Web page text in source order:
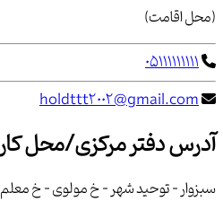
(محل اقامت)
05111111111
holdttt2002@gmail.com
آدرس دفتر مرکزی/محل کار
سبزوار - توحید شهر - خ مولوی - خ معلم 20 - پلاک 32 - طبقه همکف